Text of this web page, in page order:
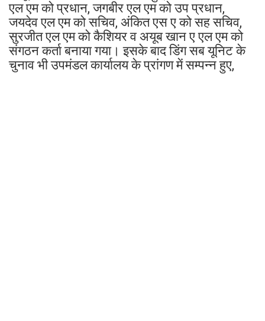
एल एम को प्रधान, जगबीर एल एम को उप प्रधान,
जयदेव एल एम को सचिव, अंकित एस ए को सह सचिव,
सुरजीत एल एम को कैशियर व अयूब खान ए एल एम को
संगठन कर्ता बनाया गया। इसके बाद डिंग सब यूनिट के
चुनाव भी उपमंडल कार्यालय के प्रांगण में सम्पन्न हुए,